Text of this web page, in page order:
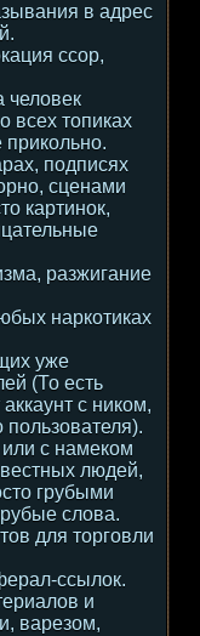
в адрес
ссор,
человек
топиках
подписях
сценами
картинок,
разжигание
наркотиках
уже
(То есть
с ником,
пользователя).
с намеком
людей,
грубыми
слова.
для торговли
ссылок.
и
варезом,